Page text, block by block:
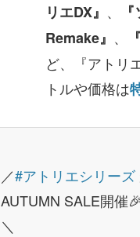
リエDX』 、
Remake』 、
ど、『アトリ
トルや価格は
／#アトリエシリーズ
AUTUMN SALE開催🎉
＼